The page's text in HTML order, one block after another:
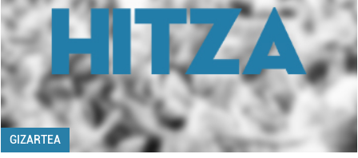
GIZARTEA